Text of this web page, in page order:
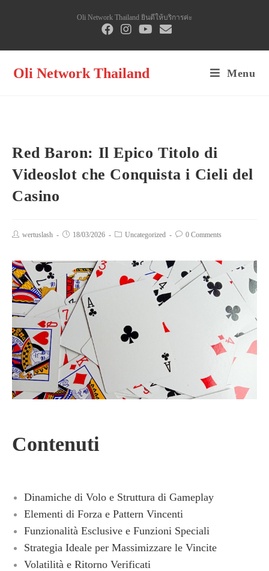
Oli Network Thailand ยินดีให้บริการค่ะ
Oli Network Thailand Menu
Red Baron: Il Epico Titolo di
Videoslot che Conquista i Cieli del
Casino
Postwertuslash
Post18/03/2026
PostUncategorized
Post0 Comments
Contenuti
Dinamiche di Volo e Struttura di Gameplay
Elementi di Forza e Pattern Vincenti
Funzionalità Esclusive e Funzioni Speciali
Strategia Ideale per Massimizzare le Vincite
Volatilità e Ritorno Verificati